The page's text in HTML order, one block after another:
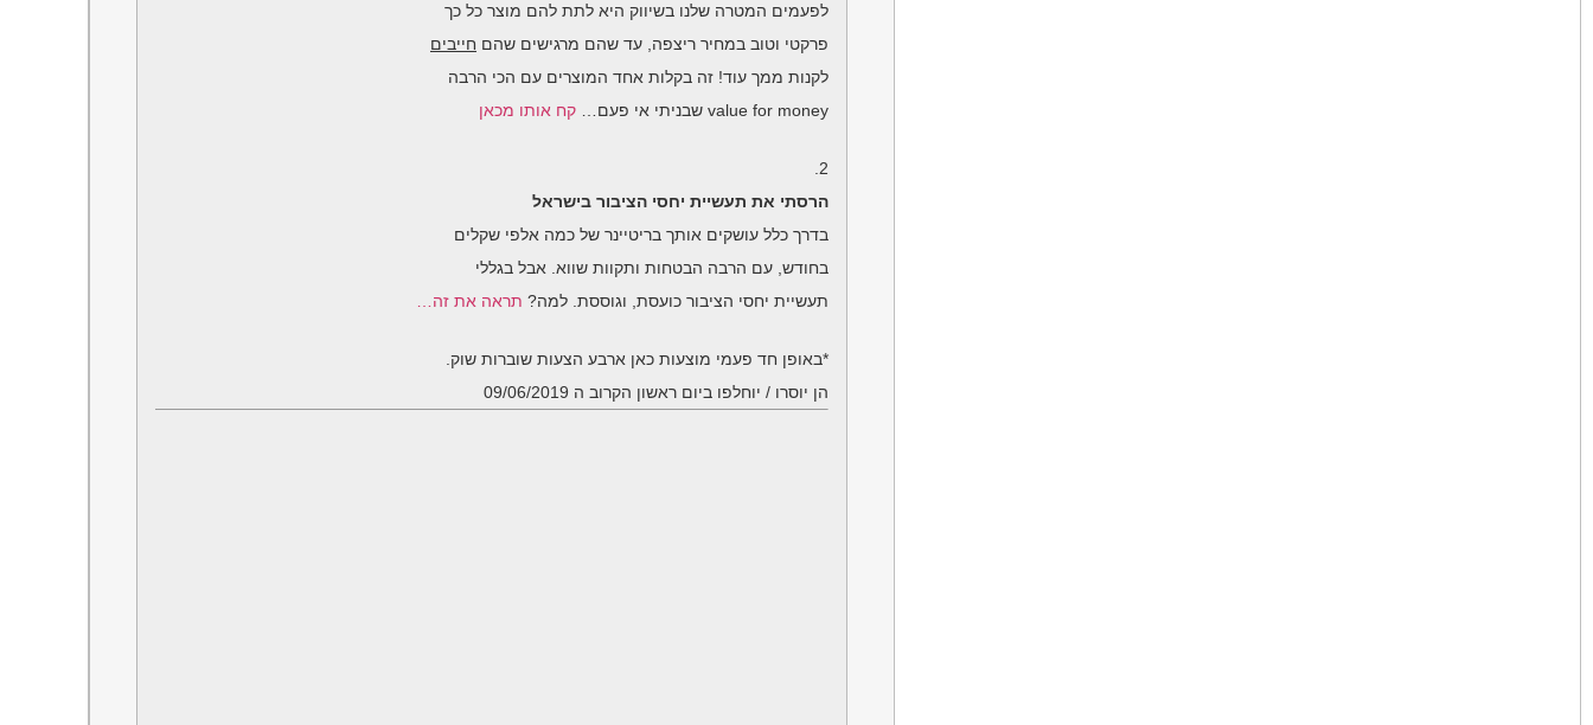
לפעמים המטרה שלנו בשיווק היא לתת להם מוצר כל כך
פרקטי וטוב במחיר ריצפה, עד שהם מרגישים שהם חייבים
לקנות ממך עוד! זה בקלות אחד המוצרים עם הכי הרבה
value for money שבניתי אי פעם… קח אותו מכאן
2.
הרסתי את תעשיית יחסי הציבור בישראל
בדרך כלל עושקים אותך בריטיינר של כמה אלפי שקלים
בחודש, עם הרבה הבטחות ותקוות שווא. אבל בגללי
תעשיית יחסי הציבור כועסת, וגוססת. למה? תראה את זה…
*באופן חד פעמי מוצעות כאן ארבע הצעות שוברות שוק.
הן יוסרו / יוחלפו ביום ראשון הקרוב ה 09/06/2019